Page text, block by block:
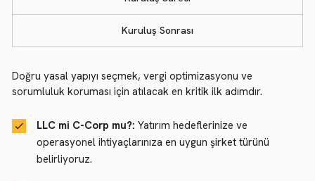
Kuruluş Sonrası
Doğru yasal yapıyı seçmek, vergi optimizasyonu ve
sorumluluk koruması için atılacak en kritik ilk adımdır.
LLC mi C-Corp mu?: Yatırım hedeflerinize ve
operasyonel ihtiyaçlarınıza en uygun şirket türünü
belirliyoruz.